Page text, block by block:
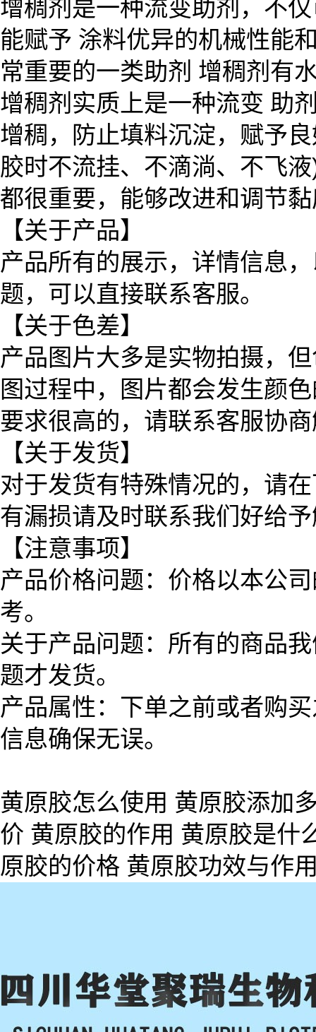
增稠剂是一种流变助剂，不
能赋予 涂料优异的机械性能
常重要的一类助剂 增稠剂有
增稠剂实质上是一种流变 助
增稠，防止填料沉淀，赋予
胶时不流挂、不滴淌、不飞
都很重要，能够改进和调节
【关于产品】
产品所有的展示，详情信息
题，可以直接联系客服。
【关于色差】
产品图片大多是实物拍摄，
图过程中，图片都会发生颜
要求很高的，请联系客服协
【关于发货】
对于发货有特殊情况的，请
有漏损请及时联系我们好给
【注意事项】
产品价格问题：价格以本公
考。
关于产品问题：所有的商品
题才发货。
产品属性：下单之前或者购
信息确保无误。
黄原胶怎么使用 黄原胶添加
价 黄原胶的作用 黄原胶是什
原胶的价格 黄原胶功效与作